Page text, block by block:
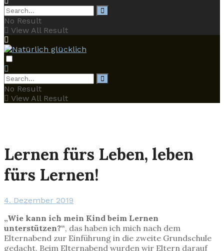
No Result
View All Result
No Result
View All Result
Lernen fürs Leben, leben
fürs Lernen!
4. Dezember 2019
„Wie kann ich mein Kind beim Lernen
unterstützen?“, das haben ich mich nach dem
Elternabend zur Einführung in die zweite Grundschule
gedacht. Beim Elternabend wurden wir Eltern darauf